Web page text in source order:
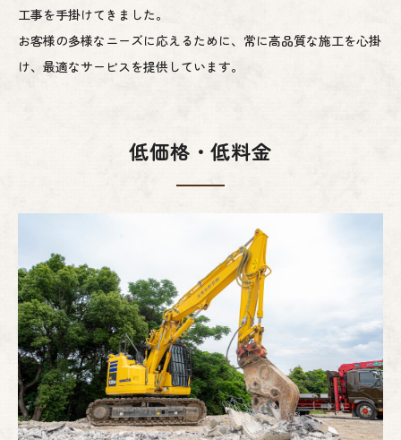
工事を手掛けてきました。
お客様の多様なニーズに応えるために、常に高品質な施工を心掛
け、最適なサービスを提供しています。
低価格・低料金